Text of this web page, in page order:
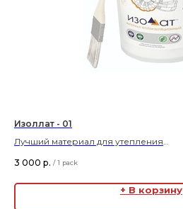
Изоллат - 01
Лучший материал для утепления
Цена указана за упаковку 5 л.
3 000 р. / 1 pack
+ В корзину